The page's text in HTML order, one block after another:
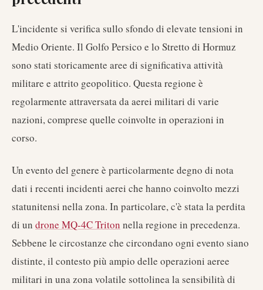
L'incidente si verifica sullo sfondo di elevate tensioni in
Medio Oriente. Il Golfo Persico e lo Stretto di Hormuz
sono stati storicamente aree di significativa attività
militare e attrito geopolitico. Questa regione è
regolarmente attraversata da aerei militari di varie
nazioni, comprese quelle coinvolte in operazioni in
corso.
Un evento del genere è particolarmente degno di nota
dati i recenti incidenti aerei che hanno coinvolto mezzi
statunitensi nella zona. In particolare, c'è stata la perdita
di un drone MQ-4C Triton nella regione in precedenza.
Sebbene le circostanze che circondano ogni evento siano
distinte, il contesto più ampio delle operazioni aeree
militari in una zona volatile sottolinea la sensibilità di